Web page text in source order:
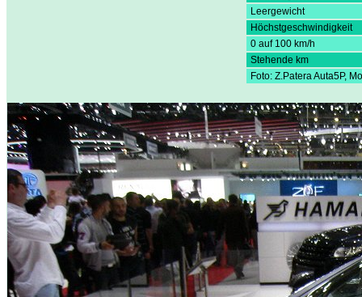
Leergewicht
Höchstgeschwindigkeit
0 auf 100 km/h
Stehende km
Foto: Z.Patera Auta5P,